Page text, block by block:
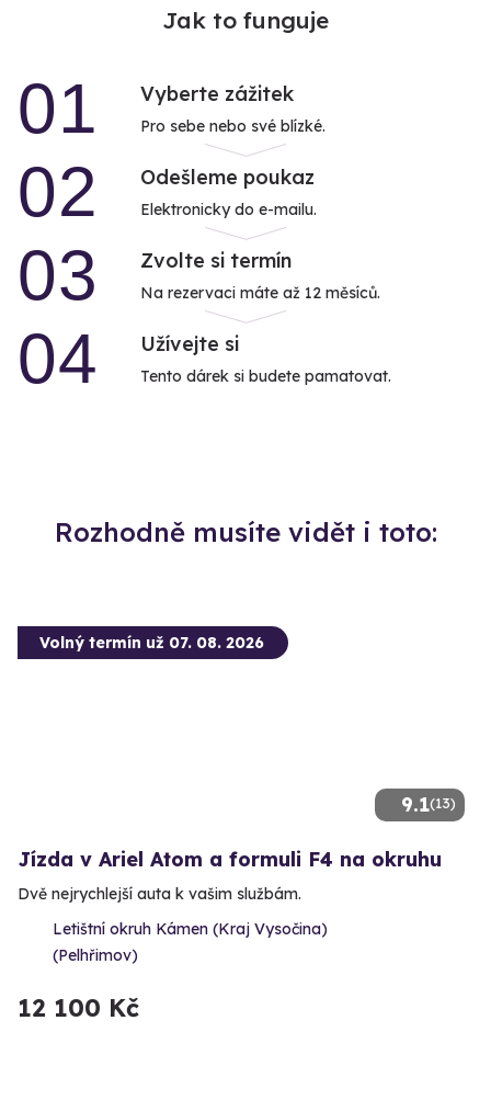
Jak to funguje
01 Vyberte zážitek
Pro sebe nebo své blízké.
02 Odešleme poukaz
Elektronicky do e-mailu.
03 Zvolte si termín
Na rezervaci máte až 12 měsíců.
04 Užívejte si
Tento dárek si budete pamatovat.
Rozhodně musíte vidět i toto:
9.1(13)
Volný termín už 07. 08. 2026
Jízda v Ariel Atom a formuli F4 na okruhu
Dvě nejrychlejší auta k vašim službám.
Letištní okruh Kámen (Kraj Vysočina)
(Pelhřimov)
12 100 Kč